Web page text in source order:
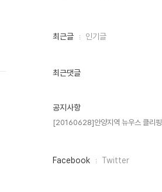
최
인
최근글 인기글
최근댓글
공지사항
[20160628]안양지역 뉴우스 클리핑
페
Facebook Twitter